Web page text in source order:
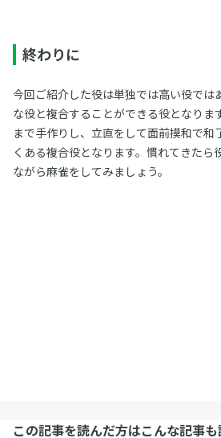
終わりに
今回ご紹介した役は単独では高い役では
な役と複合することができる役となりま
まで手作りし、立直をして面前摸和で和
くある複合役となります。慣れてきたら
ながら麻雀をしてみましょう。
この記事を読んだ方はこんな記事